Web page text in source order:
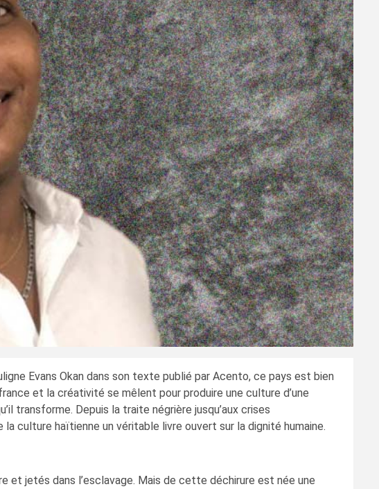
Evans Okan dans son texte publié par Acento, ce pays est bien
et la créativité se mêlent pour produire une culture d’une
transforme. Depuis la traite négrière jusqu’aux crises
culture haïtienne un véritable livre ouvert sur la dignité humaine.
et jetés dans l’esclavage. Mais de cette déchirure est née une